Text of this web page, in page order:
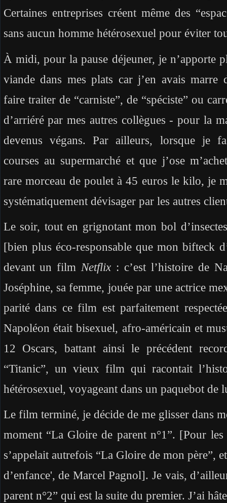
Certaines entreprises créent même des
sans aucun homme hétérosexuel pour éviter
À midi, pour la pause déjeuner, je n’apporte
viande dans mes plats car j’en avais marre
faire traiter de “carniste”, de “spéciste” ou
d’arriéré par mes autres collègues - pour la
devenus végans. Par ailleurs, lorsque je
courses au supermarché et que j’ose
rare morceau de poulet à 45 euros le kilo, je
systématiquement dévisager par les autres
Le soir, tout en grignotant mon bol
[bien plus éco-responsable que mon bifteck
devant un filmNetflix : c’est l’histoire de
Joséphine, sa femme, jouée par une actrice
parité dans ce film est parfaitement
Napoléon était bisexuel, afro-américain et
12 Oscars, battant ainsi le précédent
“Titanic”, un vieux film qui racontait
hétérosexuel, voyageant dans un paquebot de
Le film terminé, je décide de me glisser dans
moment “La Gloire de parent n°1”. [Pour
s’appelait autrefois “La Gloire de mon père”,
d’enfance', de Marcel Pagnol]. Je vais,
parent n°2” qui est la suite du premier. J’ai